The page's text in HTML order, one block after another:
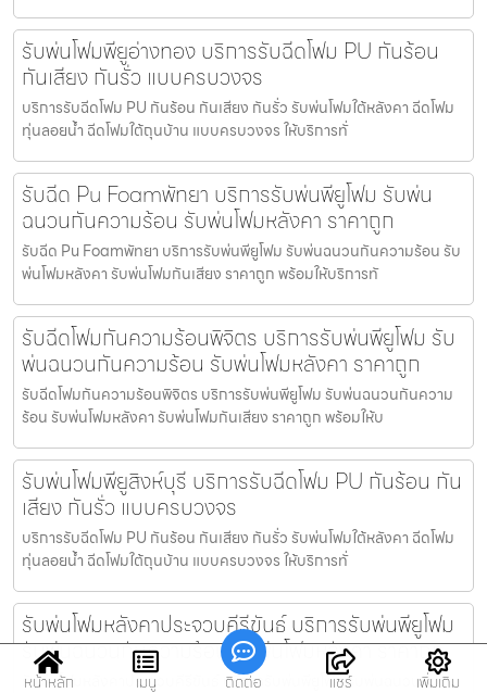
รับพ่นโฟมพียูอ่างทอง บริการรับฉีดโฟม PU กันร้อน
กันเสียง กันรั่ว แบบครบวงจร
บริการรับฉีดโฟม PU กันร้อน กันเสียง กันรั่ว รับพ่นโฟมใต้หลังคา ฉีดโฟม
ทุ่นลอยน้ำ ฉีดโฟมใต้ถุนบ้าน แบบครบวงจร ให้บริการทั่
รับฉีด Pu Foamพัทยา บริการรับพ่นพียูโฟม รับพ่น
ฉนวนกันความร้อน รับพ่นโฟมหลังคา ราคาถูก
รับฉีด Pu Foamพัทยา บริการรับพ่นพียูโฟม รับพ่นฉนวนกันความร้อน รับ
พ่นโฟมหลังคา รับพ่นโฟมกันเสียง ราคาถูก พร้อมให้บริการทั
รับฉีดโฟมกันความร้อนพิจิตร บริการรับพ่นพียูโฟม รับ
พ่นฉนวนกันความร้อน รับพ่นโฟมหลังคา ราคาถูก
รับฉีดโฟมกันความร้อนพิจิตร บริการรับพ่นพียูโฟม รับพ่นฉนวนกันความ
ร้อน รับพ่นโฟมหลังคา รับพ่นโฟมกันเสียง ราคาถูก พร้อมให้บ
รับพ่นโฟมพียูสิงห์บุรี บริการรับฉีดโฟม PU กันร้อน กัน
เสียง กันรั่ว แบบครบวงจร
บริการรับฉีดโฟม PU กันร้อน กันเสียง กันรั่ว รับพ่นโฟมใต้หลังคา ฉีดโฟม
ทุ่นลอยน้ำ ฉีดโฟมใต้ถุนบ้าน แบบครบวงจร ให้บริการทั่
รับพ่นโฟมหลังคาประจวบคีรีขันธ์ บริการรับพ่นพียูโฟม
รับพ่นฉนวนกันความร้อน รับพ่นโฟมหลังคา ราคาถูก
รับพ่นโฟมหลังคาประจวบคีรีขันธ์ บริการรับพ่นพียูโฟม รับพ่นฉนวนกัน
หน้าหลัก เมนู ติดต่อ แชร์ เพิ่มเติม